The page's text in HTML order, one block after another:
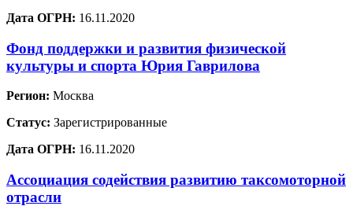
Дата ОГРН: 16.11.2020
Фонд поддержки и развития физической
культуры и спорта Юрия Гаврилова
Регион: Москва
Статус: Зарегистрированные
Дата ОГРН: 16.11.2020
Ассоциация содействия развитию таксомоторной
отрасли